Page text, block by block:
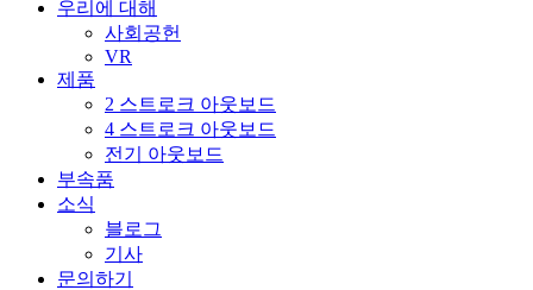
우리에 대해
사회공헌
VR
제품
2 스트로크 아웃보드
4 스트로크 아웃보드
전기 아웃보드
부속품
소식
블로그
기사
문의하기